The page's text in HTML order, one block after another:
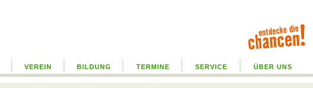
VEREIN BILDUNG TERMINE SERVICE ÜBER UNS